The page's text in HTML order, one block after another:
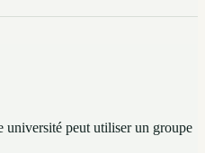
université peut utiliser un groupe